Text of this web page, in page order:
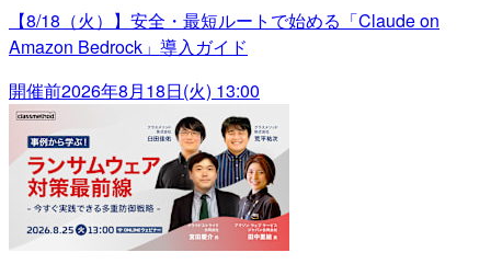
【8/18（火）】安全・最短ルートで始める「Claude on
Amazon Bedrock」導入ガイド
開催前2026年8月18日(火) 13:00